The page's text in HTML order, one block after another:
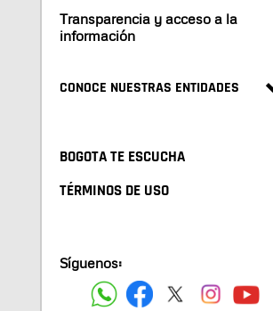
Transparencia y acceso a la
información
CONOCE NUESTRAS ENTIDADES
BOGOTA TE ESCUCHA
TÉRMINOS DE USO
Síguenos: